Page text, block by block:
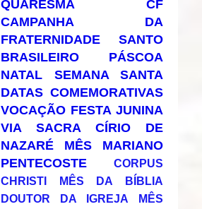
QUARESMA
CF
CAMPANHA DA
FRATERNIDADE
SANTO
BRASILEIRO
PÁSCOA
NATAL
SEMANA SANTA
DATAS COMEMORATIVAS
VOCAÇÃO FESTA JUNINA
VIA SACRA
CÍRIO DE
NAZARÉ
MÊS MARIANO
PENTECOSTE
CORPUS
CHRISTI
MÊS DA BÍBLIA
DOUTOR DA IGREJA
MÊS